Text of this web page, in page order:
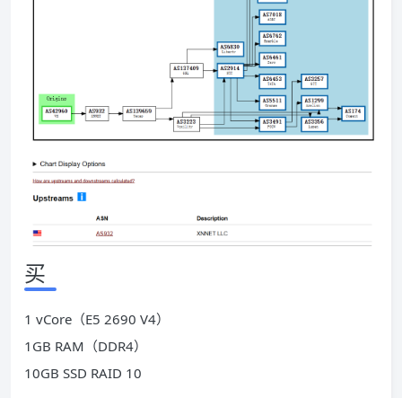
买
1 vCore（E5 2690 V4）
1GB RAM（DDR4）
10GB SSD RAID 10